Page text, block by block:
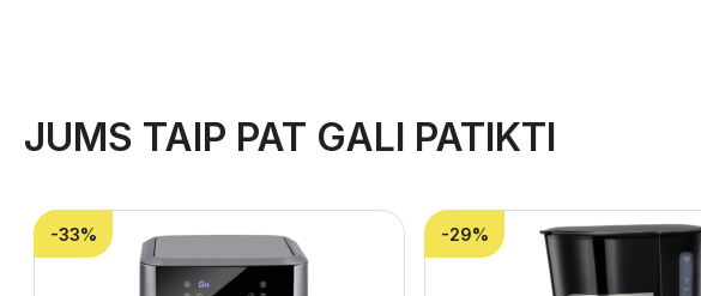
JUMS TAIP PAT GALI PATIKTI
-33% -29%